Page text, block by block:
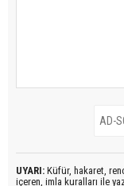
UYARI: Küfür, hakaret,
içeren, imla kuralları ile